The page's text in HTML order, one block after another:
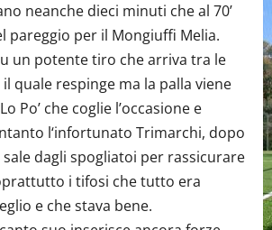
neanche dieci minuti che al 70’
pareggio per il Mongiuffi Melia.
un potente tiro che arriva tra le
quale respinge ma la palla viene
Po’ che coglie l’occasione e
l‘infortunato Trimarchi, dopo
dagli spogliatoi per rassicurare
i tifosi che tutto era
e che stava bene.